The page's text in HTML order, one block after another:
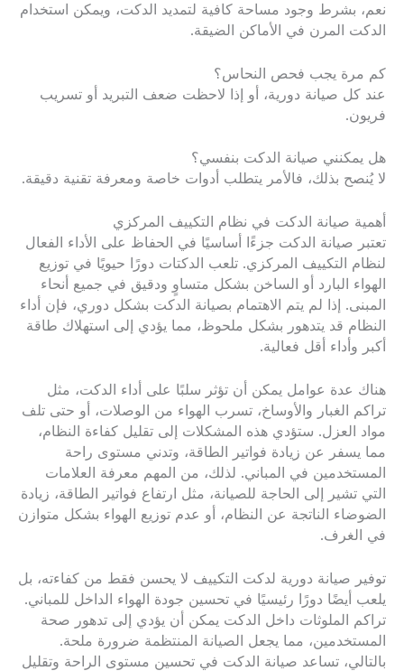
نعم، بشرط وجود مساحة كافية لتمديد الدكت، ويمكن استخدام
الدكت المرن في الأماكن الضيقة.
كم مرة يجب فحص النحاس؟
عند كل صيانة دورية، أو إذا لاحظت ضعف التبريد أو تسريب
فريون.
هل يمكنني صيانة الدكت بنفسي؟
لا يُنصح بذلك، فالأمر يتطلب أدوات خاصة ومعرفة تقنية دقيقة.
أهمية صيانة الدكت في نظام التكييف المركزي
تعتبر صيانة الدكت جزءًا أساسيًا في الحفاظ على الأداء الفعال
لنظام التكييف المركزي. تلعب الدكتات دورًا حيويًا في توزيع
الهواء البارد أو الساخن بشكل متساوٍ ودقيق في جميع أنحاء
المبنى. إذا لم يتم الاهتمام بصيانة الدكت بشكل دوري، فإن أداء
النظام قد يتدهور بشكل ملحوظ، مما يؤدي إلى استهلاك طاقة
أكبر وأداء أقل فعالية.
هناك عدة عوامل يمكن أن تؤثر سلبًا على أداء الدكت، مثل
تراكم الغبار والأوساخ، تسرب الهواء من الوصلات، أو حتى تلف
مواد العزل. ستؤدي هذه المشكلات إلى تقليل كفاءة النظام،
مما يسفر عن زيادة فواتير الطاقة، وتدني مستوى راحة
المستخدمين في المباني. لذلك، من المهم معرفة العلامات
التي تشير إلى الحاجة للصيانة، مثل ارتفاع فواتير الطاقة، زيادة
الضوضاء الناتجة عن النظام، أو عدم توزيع الهواء بشكل متوازن
في الغرف.
توفير صيانة دورية لدكت التكييف لا يحسن فقط من كفاءته، بل
يلعب أيضًا دورًا رئيسيًا في تحسين جودة الهواء الداخل للمباني.
تراكم الملوثات داخل الدكت يمكن أن يؤدي إلى تدهور صحة
المستخدمين، مما يجعل الصيانة المنتظمة ضرورة ملحة.
بالتالي، تساعد صيانة الدكت في تحسين مستوى الراحة وتقليل